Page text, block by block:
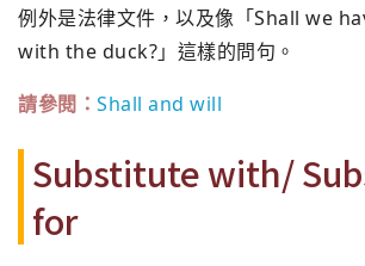
例外是法律文件，以及像「Shall we
with the duck?」這樣的問句。
請參閱： Shall and will
Substitute with/
for